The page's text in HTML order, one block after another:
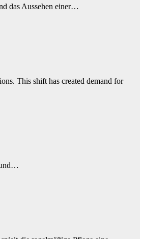
das Aussehen einer…
This shift has created demand for
und…